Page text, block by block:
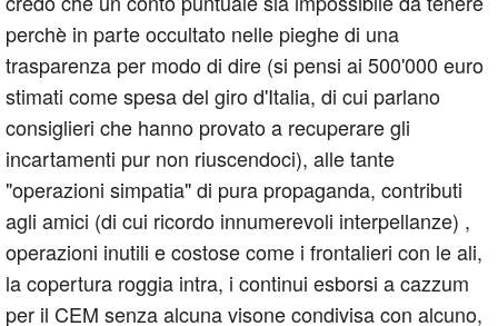
perchè in parte occultato nelle pieghe di una
trasparenza per modo di dire (si pensi ai 500'000 euro
stimati come spesa del giro d'Italia, di cui parlano
consiglieri che hanno provato a recuperare gli
incartamenti pur non riuscendoci), alle tante
"operazioni simpatia" di pura propaganda, contributi
agli amici (di cui ricordo innumerevoli interpellanze) ,
operazioni inutili e costose come i frontalieri con le ali,
la copertura roggia intra, i continui esborsi a cazzum
per il CEM senza alcuna visone condivisa con alcuno,